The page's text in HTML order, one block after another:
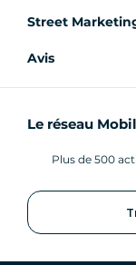
Street
Avis
Le réseau
Plus de 500